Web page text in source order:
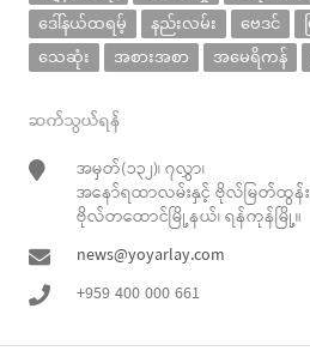
ဒေါ်နယ်ထရမ့်
နည်းလမ်း ဗေဒင်
သေဆုံး
အစားအစာ အမေရိကန်
ဆက်သွယ်ရန်
အမှတ်(၁၃၂)၊ ၇လွှာ၊
အနော်ရထာလမ်းနှင့် ဗိုလ်မြတ်ထွန်း
ဗိုလ်တထောင်မြို့နယ်၊ ရန်ကုန်မြို့။
news@yoyarlay.com
+959 400 000 661